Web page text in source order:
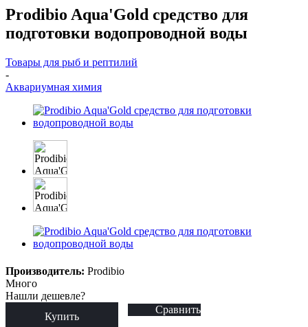
Prodibio Aqua'Gold средство для
подготовки водопроводной воды
Товары для рыб и рептилий
-
Аквариумная химия
Производитель: Prodibio
Много
Нашли дешевле?
Купить
Сравнить